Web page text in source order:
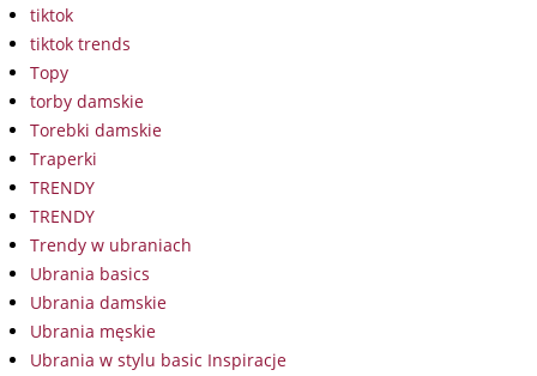
tiktok
tiktok trends
Topy
torby damskie
Torebki damskie
Traperki
TRENDY
TRENDY
Trendy w ubraniach
Ubrania basics
Ubrania damskie
Ubrania męskie
Ubrania w stylu basic Inspiracje